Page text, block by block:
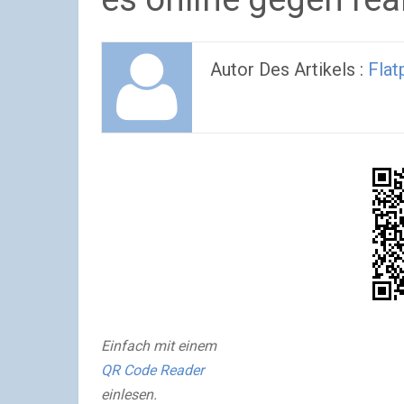
Autor Des Artikels :
Einfach mit einem
QR Code Reader
einlesen.